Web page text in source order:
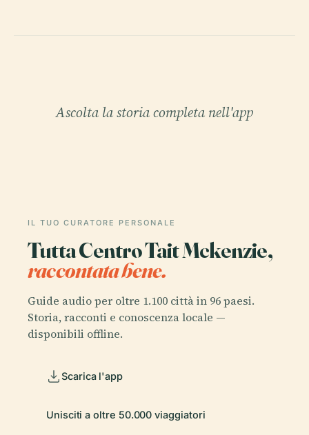
Ascolta la storia completa nell'app
IL TUO CURATORE PERSONALE
Tutta Centro Tait Mckenzie,
raccontata bene.
Guide audio per oltre 1.100 città in 96 paesi.
Storia, racconti e conoscenza locale —
disponibili offline.
Scarica l'app
Unisciti a oltre 50.000 viaggiatori